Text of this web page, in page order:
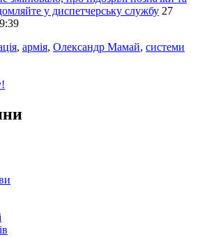
у диспетчерську службу 27
, армія, Олександр Мамай, системи